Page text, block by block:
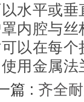
水平或垂
内腔与丝
以在每
用金属法
篇 : 齐全